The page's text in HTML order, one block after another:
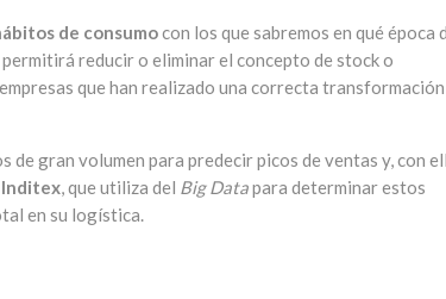
de consumocon los que sabremos en qué época
reducir o eliminar el concepto de stock o
que han realizado una correcta transformación
de gran volumen para predecir picos de ventas y, con
Inditex, que utiliza del Big Datapara determinar estos
en su logística.